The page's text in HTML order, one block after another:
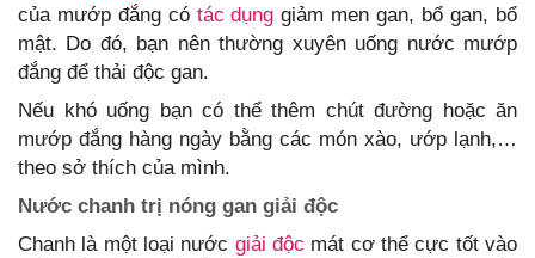
của mướp đắng có tác dụng giảm men gan, bổ gan, bổ
mật. Do đó, bạn nên thường xuyên uống nước mướp
đắng để thải độc gan.
Nếu khó uống bạn có thể thêm chút đường hoặc ăn
mướp đắng hàng ngày bằng các món xào, ướp lạnh,…
theo sở thích của mình.
Nước chanh trị nóng gan giải độc
Chanh là một loại nước giải độc mát cơ thể cực tốt vào